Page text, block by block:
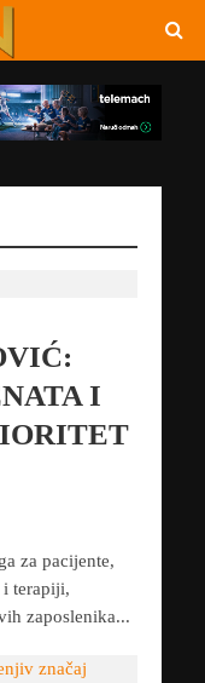
I
za pacijente,
i terapiji,
zaposlenika...